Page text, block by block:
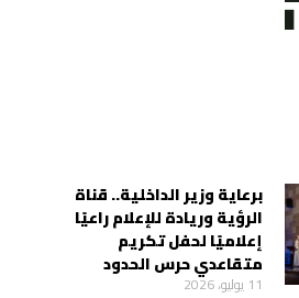
برعاية وزير الداخلية.. قناة
الرؤية وريادة للإعلام راعيًا
إعلاميًا لحفل تكريم
متقاعدي حرس الحدود
11 يوليو، 2026